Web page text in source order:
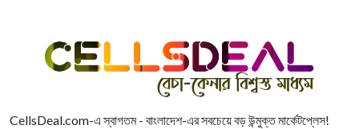
CellsDeal.com-এ স্বাগতম - বাংলাদেশ-এর সবচেয়ে বড় উন্মুক্ত মার্কেটপ্লেস!